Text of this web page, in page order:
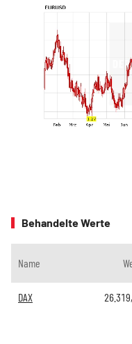
Behandelte Werte
Name
DAX